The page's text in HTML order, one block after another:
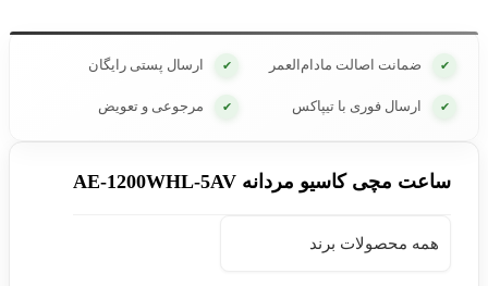
✔ ضمانت اصالت مادام‌العمر ✔ ارسال پستی رایگان
✔ ارسال فوری با تیپاکس ✔ مرجوعی و تعویض
ساعت مچی کاسیو مردانه AE-1200WHL-5AV
همه محصولات برند